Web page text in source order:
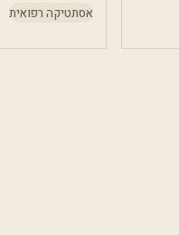
אסתטיקה רפואית